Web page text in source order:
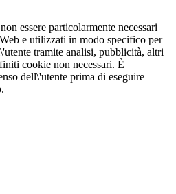
essere particolarmente necessari
e utilizzati in modo specifico per
tramite analisi, pubblicità, altri
cookie non necessari. È
dell\'utente prima di eseguire